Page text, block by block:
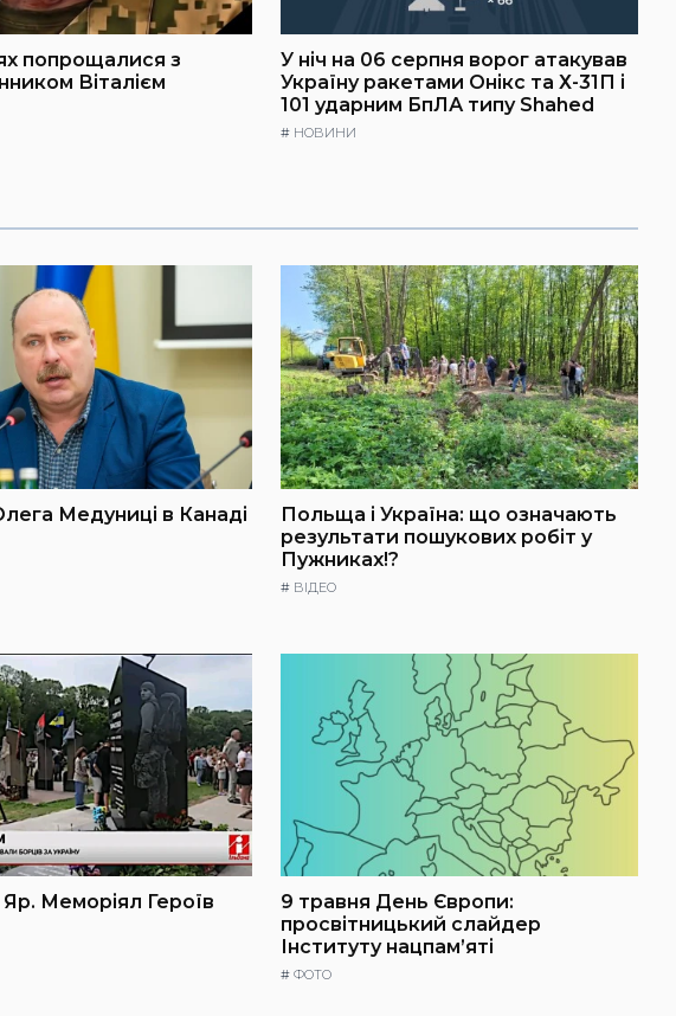
попрощалися з
Віталієм
У ніч на 06 серпня ворог атакував
Україну ракетами Онікс та Х-31П і
101 ударним БпЛА типу Shahed
# НОВИНИ
Медуниці в Канаді
Польща і Україна: що означають
результати пошукових робіт у
Пужниках!?
# ВІДЕО
Меморіял Героїв
9 травня День Європи:
просвітницький слайдер
Інституту нацпам’яті
# ФОТО